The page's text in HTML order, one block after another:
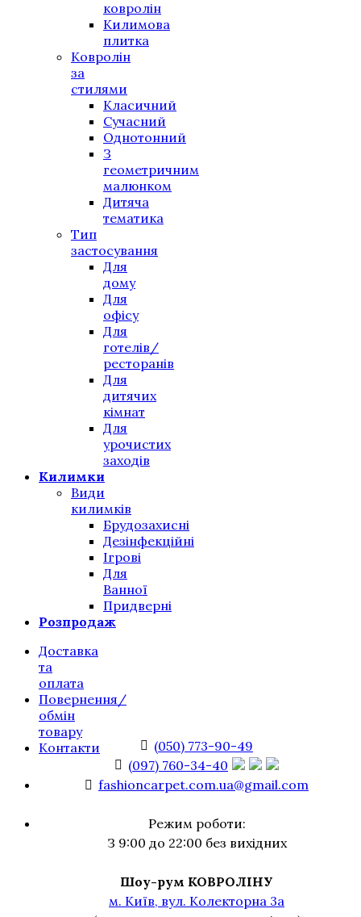
ковролін
Килимова
плитка
Ковролін
за
стилями
Класичний
Сучасний
Однотонний
З
геометричним
малюнком
Дитяча
тематика
Тип
застосування
Для
дому
Для
офісу
Для
готелів/
ресторанів
Для
дитячих
кімнат
Для
урочистих
заходів
Килимки
Види
килимків
Брудозахисні
Дезінфекційні
Ігрові
Для
Ванної
Придверні
Розпродаж
Доставка
та
оплата
Повернення/
обмін
товару
Контакти
(050) 773-90-49
(097) 760-34-40
fashioncarpet.com.ua@gmail.com
Режим роботи:
З 9:00 до 22:00 без вихідних
Шоу-рум КОВРОЛІНУ
м. Київ, вул. Колекторна 3а